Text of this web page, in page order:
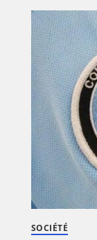
SOCIÉTÉ